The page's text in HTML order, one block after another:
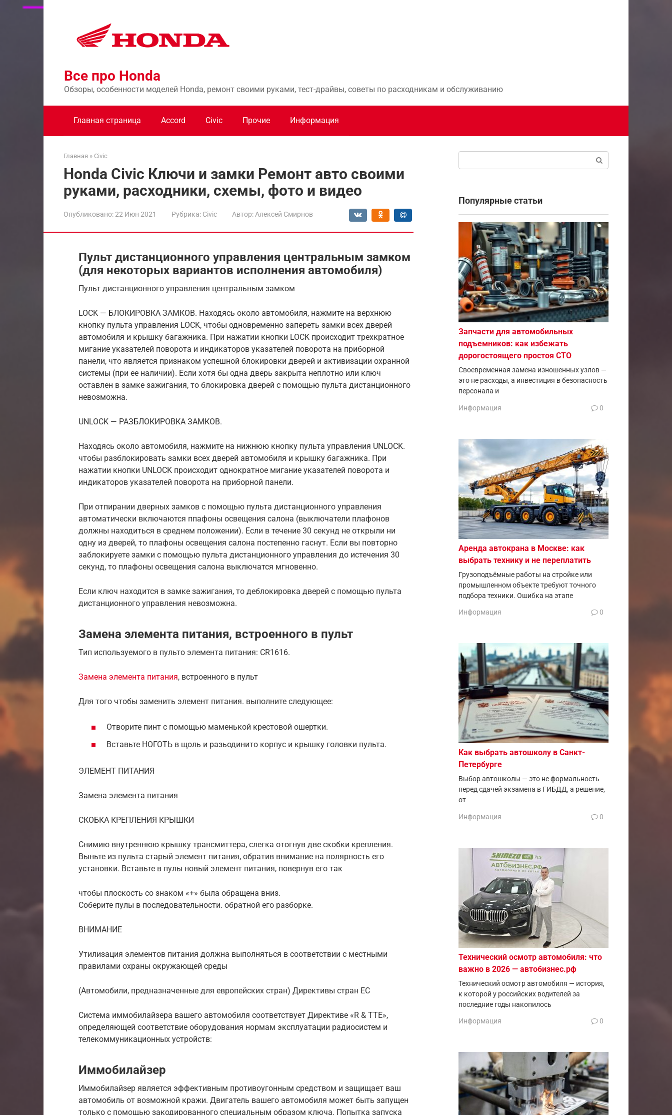
Перейти
Все про Honda
Обзоры, особенности моделей Honda, ремонт своими руками, тест-драйвы, советы по расходникам и обслуживанию
Главная страница Accord Civic Прочие Информация
Главная » Civic
Honda Civic Ключи и замки Ремонт авто своими
руками, расходники, схемы, фото и видео
Опубликовано:22 Июн 2021 Рубрика: Civic Автор: Алексей Смирнов
Пульт дистанционного управления центральным замком
(для некоторых вариантов исполнения автомобиля)
Пульт дистанционного управления центральным замком
LOCK — БЛОКИРОВКА ЗАМКОВ. Находясь около автомобиля, нажмите на верхнюю
кнопку пульта управления LOCK, чтобы одновременно запереть замки всех дверей
автомобиля и крышку багажника. При нажатии кнопки LOCK происходит трехкратное
мигание указателей поворота и индикаторов указателей поворота на приборной
панели, что является признаком успешной блокировки дверей и активизации охранной
системы (при ее наличии). Если хотя бы одна дверь закрыта неплотно или ключ
оставлен в замке зажигания, то блокировка дверей с помощью пульта дистанционного
невозможна.
UNLOCK — РАЗБЛОКИРОВКА ЗАМКОВ.
Находясь около автомобиля, нажмите на нижнюю кнопку пульта управления UNLOCK.
чтобы разблокировать замки всех дверей автомобиля и крышку багажника. При
нажатии кнопки UNLOCK происходит однократное мигание указателей поворота и
индикаторов указателей поворота на приборной панели.
При отпирании дверных замков с помощью пульта дистанционного управления
автоматически включаются ппафоны освещения салона (выключатели плафонов
должны находиться в среднем положении). Если в течение 30 секунд не открыли ни
одну из дверей, то плафоны освещения салона постепенно гаснут. Если вы повторно
заблокируете замки с помощью пульта дистанционного управления до истечения 30
секунд, то плафоны освещения салона выключатся мгновенно.
Если ключ находится в замке зажигания, то деблокировка дверей с помощью пульта
дистанционного управления невозможна.
Замена элемента питания, встроенного в пульт
Тип используемого в пульто элемента питания: CR1616.
Замена элемента питания, встроенного в пульт
Для того чтобы заменить элемент питания. выполните следующее:
Отворите пинт с помощью маменькой крестовой ошертки.
Вставьте НОГОТЬ в щоль и разьодинито корпус и крышку головки пульта.
ЭЛЕМЕНТ ПИТАНИЯ
Замена элемента питания
СКОБКА КРЕПЛЕНИЯ КРЫШКИ
Снимию внутреннюю крышку трансмиттера, слегка отогнув две скобки крепления.
Выньте из пульта старый элемент питания, обратив внимание на полярность его
установки. Вставьте в пулы новый элемент питания, повернув его так
чтобы плоскость со знаком «+» была обращена вниз.
Соберите пулы в последовательности. обратной его разборке.
ВНИМАНИЕ
Утилизация элементов питания должна выполняться в соответствии с местными
правилами охраны окружающей среды
(Автомобили, предназначенные для европейских стран) Директивы стран ЕС
Система иммобилайзера вашего автомобиля соответствует Директиве «R & ТТЕ»,
определяющей соответствие оборудования нормам эксплуатации радиосистем и
телекоммуникационных устройств:
Иммобилайзер
Иммобилайзер является эффективным противоугонным средством и защищает ваш
автомобиль от возможной кражи. Двигатель вашего автомобиля может быть запущен
только с помощью закодированного специальным образом ключа. Попытка запуска
Популярные статьи
Запчасти для автомобильных
подъемников: как избежать
дорогостоящего простоя СТО
Своевременная замена изношенных узлов —
это не расходы, а инвестиция в безопасность
персонала и
Информация 0
Аренда автокрана в Москве: как
выбрать технику и не переплатить
Грузоподъёмные работы на стройке или
промышленном объекте требуют точного
подбора техники. Ошибка на этапе
Информация 0
Как выбрать автошколу в Санкт-
Петербурге
Выбор автошколы — это не формальность
перед сдачей экзамена в ГИБДД, а решение,
от
Информация 0
Технический осмотр автомобиля: что
важно в 2026 — автобизнес.рф
Технический осмотр автомобиля — история,
к которой у российских водителей за
последние годы накопилось
Информация 0